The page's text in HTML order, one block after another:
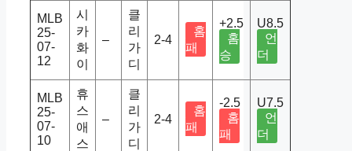
MLB
25-
07-
12
시
카
화
이
–
클
리
가
디
2-4
홈
패
+2.5
홈
승
U8.5
언
더
MLB
25-
07-
10
휴
스
애
스
–
클
리
가
디
2-4
홈
패
-2.5
홈
패
U7.5
언
더